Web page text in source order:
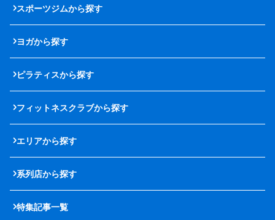
スポーツジムから探す
ヨガから探す
ピラティスから探す
フィットネスクラブから探す
エリアから探す
系列店から探す
特集記事一覧